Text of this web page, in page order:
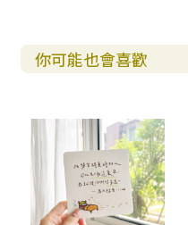
你可能也會喜歡